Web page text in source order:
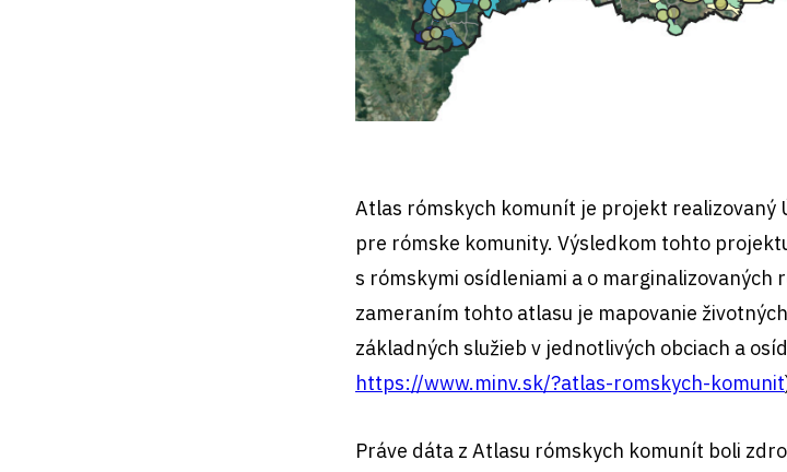
Atlas rómskych komunít je projekt realizovaný
pre rómske komunity. Výsledkom tohto
s rómskymi osídleniami a o marginalizovaných
zameraním tohto atlasu je mapovanie
základných služieb v jednotlivých obciach a
https://www.minv.sk/?atlas-romskych-komunit
Práve dáta z Atlasu rómskych komunít boli